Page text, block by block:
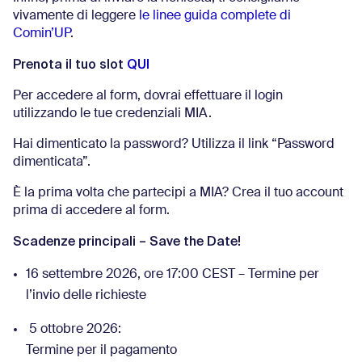
vivamente di leggere le linee guida complete di
Comin’UP.
Prenota il tuo slot QUI
Per accedere al form, dovrai effettuare il login
utilizzando le tue credenziali MIA.
Hai dimenticato la password? Utilizza il link “Password
dimenticata”.
È la prima volta che partecipi a MIA? Crea il tuo account
prima di accedere al form.
Scadenze principali – Save the Date!
16 settembre 2026, ore 17:00 CEST – Termine per
l’invio delle richieste
5 ottobre 2026:
Termine per il pagamento